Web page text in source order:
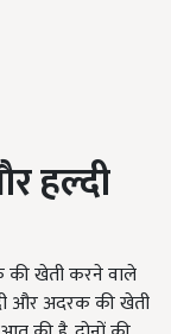
हल्दी
की खेती करने वाले
और अदरक की खेती